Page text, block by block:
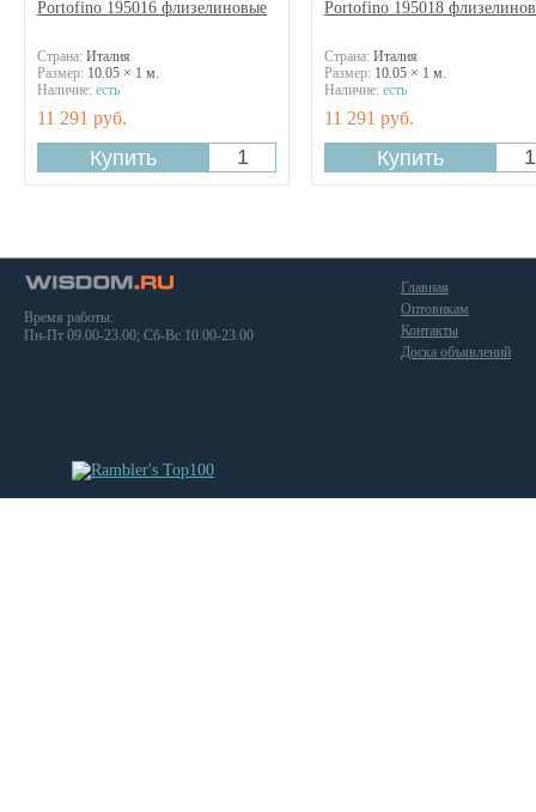
Portofino 195016 флизелиновые
Страна: Италия
Размер: 10.05 × 1 м.
Наличие: есть
11 291 руб.
Portofino 195018
Страна: Италия
Размер: 10.05 × 1 м.
Наличие: есть
11 291 руб.
Время работы:
Пн-Пт 09.00-23.00; Сб-Вс 10.00-23.00
Главная
Оптовикам
Контакты
Доска объявлений